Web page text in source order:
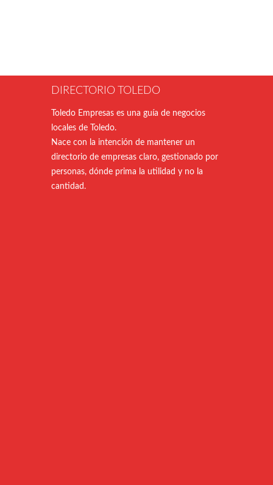
DIRECTORIO TOLEDO
Toledo Empresas es una guía de negocios
locales de Toledo.
Nace con la intención de mantener un
directorio de empresas claro, gestionado por
personas, dónde prima la utilidad y no la
cantidad.